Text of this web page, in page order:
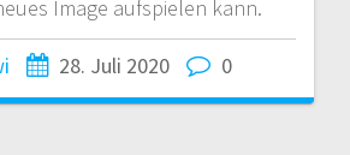
Image aufspielen kann.
28. Juli 2020 0